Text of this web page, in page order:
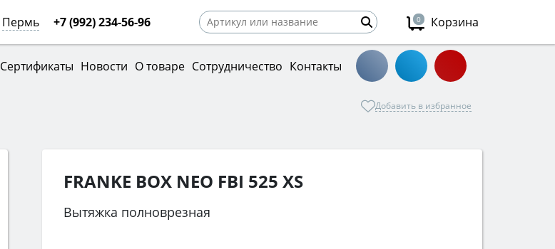
Пермь +7 (992) 234-56-96 0 Корзина
Сертификаты Новости О товаре Сотрудничество Контакты
Добавить в избранное
FRANKE BOX NEO FBI 525 XS
Вытяжка полноврезная